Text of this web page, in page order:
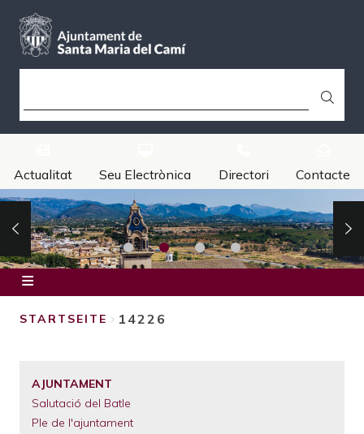
Inhalt
Actualitat Seu Electrònica Directori Contacte
Municipi
Serveis
Municipals
STARTSEITE 14226
AJUNTAMENT
Salutació del Batle
Ple de l'ajuntament